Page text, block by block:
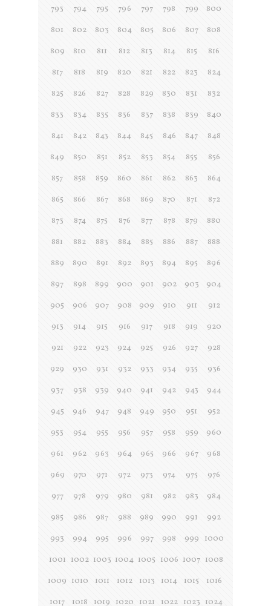
793
794 795 796 797 798 799
800
801
802 803 804 805 806 807
808
809
810 811 812 813 814 815
816
817
818 819 820 821 822 823
824
825
826 827 828 829 830 831
832
833
834 835 836 837 838 839
840
841
842 843 844 845 846 847
848
849
850 851 852 853 854 855
856
857
858 859 860 861 862 863
864
865
866 867 868 869 870 871
872
873
874 875 876 877 878 879
880
881
882 883 884 885 886 887
888
889
890 891 892 893 894 895
896
897
898 899 900 901 902 903
904
905
906 907 908 909 910 911
912
913
914 915 916 917 918 919
920
921
922 923 924 925 926 927
928
929
930 931 932 933 934 935
936
937
938 939 940 941 942 943
944
945
946 947 948 949 950 951
952
953
954 955 956 957 958 959
960
961
962 963 964 965 966 967
968
969
970 971 972 973 974 975
976
977
978 979 980 981 982 983
984
985
986 987 988 989 990 991
992
993
994 995 996 997 998 999
1000
1001 1002 1003 1004 1005 1006 1007 1008
1009 1010 1011 1012 1013 1014 1015
1016
1017
1018 1019 1020 1021 1022 1023 1024